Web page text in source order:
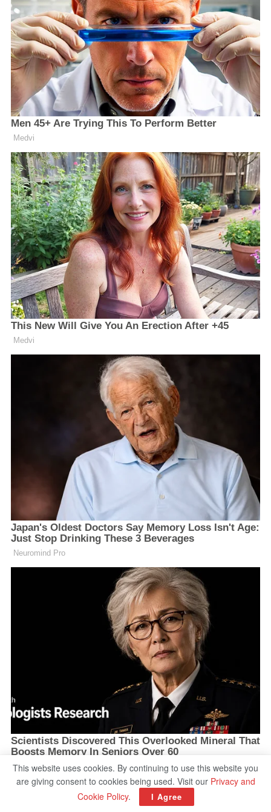
This website uses cookies. By continuing to use this website you
are giving consent to cookies being used. Visit our Privacy and
Cookie Policy. I Agree